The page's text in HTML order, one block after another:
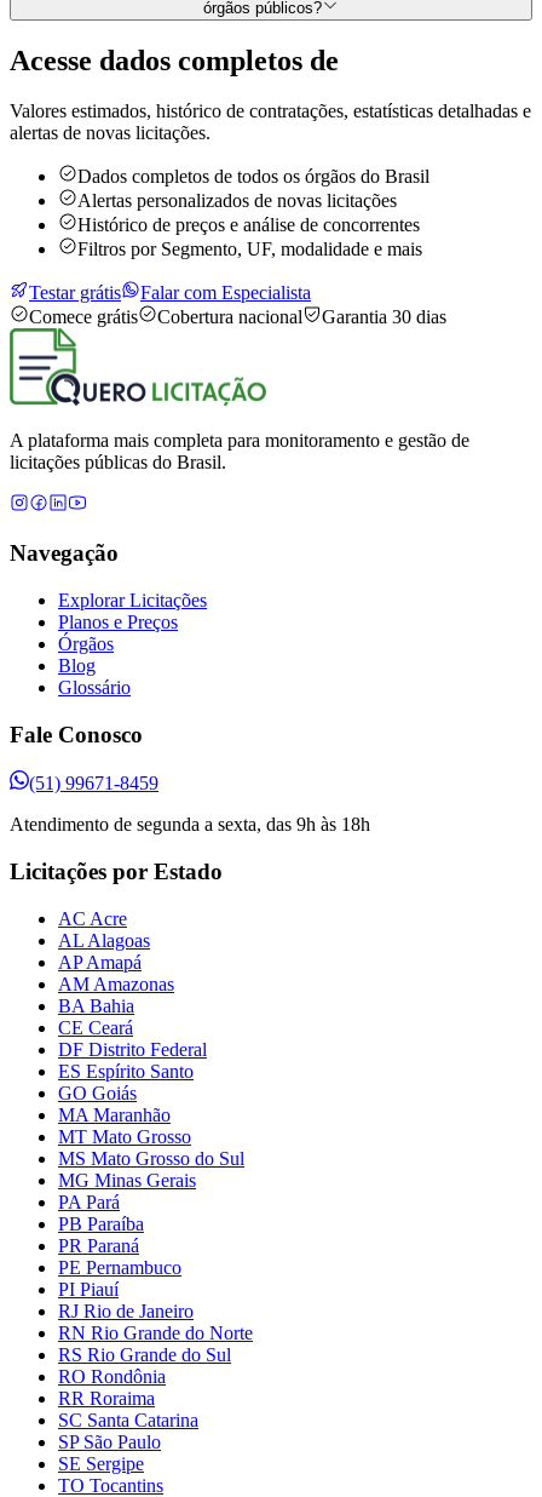
órgãos públicos?
Acesse dados completos de
Valores estimados, histórico de contratações, estatísticas detalhadas e
alertas de novas licitações.
Dados completos de todos os órgãos do Brasil
Alertas personalizados de novas licitações
Histórico de preços e análise de concorrentes
Filtros por Segmento, UF, modalidade e mais
Testar grátis
Falar com Especialista
Comece grátis
Cobertura nacional Garantia 30 dias
A plataforma mais completa para monitoramento e gestão de
licitações públicas do Brasil.
Navegação
Explorar Licitações
Planos e Preços
Órgãos
Blog
Glossário
Fale Conosco
(51) 99671-8459
Atendimento de segunda a sexta, das 9h às 18h
Licitações por Estado
AC Acre
AL Alagoas
AP Amapá
AM Amazonas
BA Bahia
CE Ceará
DF Distrito Federal
ES Espírito Santo
GO Goiás
MA Maranhão
MT Mato Grosso
MS Mato Grosso do Sul
MG Minas Gerais
PA Pará
PB Paraíba
PR Paraná
PE Pernambuco
PI Piauí
RJ Rio de Janeiro
RN Rio Grande do Norte
RS Rio Grande do Sul
RO Rondônia
RR Roraima
SC Santa Catarina
SP São Paulo
SE Sergipe
TO Tocantins